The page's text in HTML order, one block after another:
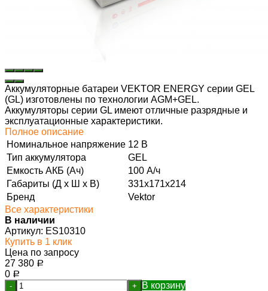
Аккумуляторные батареи VEKTOR ENERGY cерии GEL
(GL) изготовлены по технологии AGM+GEL.
Аккумуляторы серии GL имеют отличные разрядные и
эксплуатационные характеристики.
Полное описание
Номинальное напряжение 12 В
Тип аккумулятора
GEL
Емкость АКБ (Ач)
100 А/ч
Габариты (Д х Ш х В)
331х171х214
Бренд
Vektor
Все характеристики
В наличии
Артикул: ES10310
Купить в 1 клик
Цена по запросу
27 380 Р
0 Р
- +
В корзину